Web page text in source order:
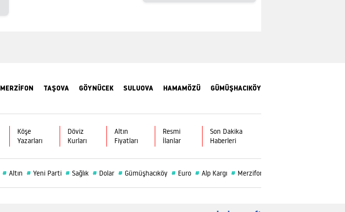
Muğla
Nevşehir
Niğde
Ordu
Rize
Sakarya
MERZİFON TAŞOVA GÖYNÜCEK SULUOVA HAMAMÖZÜ GÜMÜŞHACIKÖY
Köşe
Yazarları
Döviz
Kurları
Altın
Fiyatları
Resmi
İlanlar
Son Dakika
Haberleri
# Altın # Yeni Parti # Sağlık # Dolar # Gümüşhacıköy # Euro # Alp Kargı # Merzifonspor